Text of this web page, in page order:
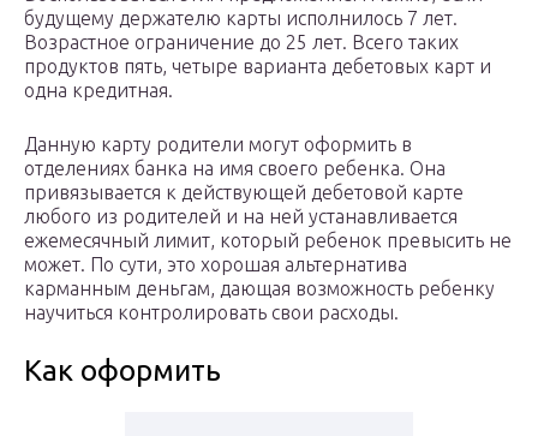
будущему держателю карты исполнилось 7 лет.
Возрастное ограничение до 25 лет. Всего таких
продуктов пять, четыре варианта дебетовых карт и
одна кредитная.
Данную карту родители могут оформить в
отделениях банка на имя своего ребенка. Она
привязывается к действующей дебетовой карте
любого из родителей и на ней устанавливается
ежемесячный лимит, который ребенок превысить не
может. По сути, это хорошая альтернатива
карманным деньгам, дающая возможность ребенку
научиться контролировать свои расходы.
Как оформить